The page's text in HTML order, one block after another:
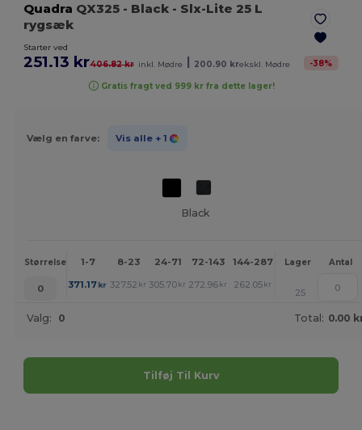
Quadra QX325 - Black - Slx-Lite 25 L
rygsæk
Starter ved
251.13 kr406.82 kr inkl. Mødre 200.90 krekskl. Mødre -38%
Gratis fragt ved 999 kr fra dette lager!
Vælg en farve: Vis alle + 1
Black
Størrelse 1-7 8-23 24-71 72-143 144-287 288 + Mere
Lager Antal
0 371.17kr 327.52 kr 305.70 kr 272.96 kr 262.05 kr +
25
Valg: 0 Total: 0.00
Tilføj Til Kurv